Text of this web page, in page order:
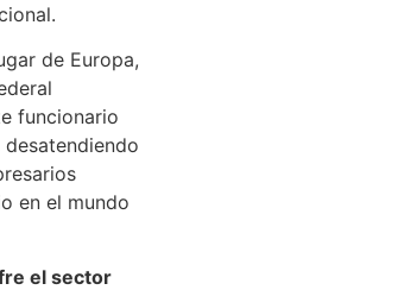
de Europa,
funcionario
en el mundo
el sector